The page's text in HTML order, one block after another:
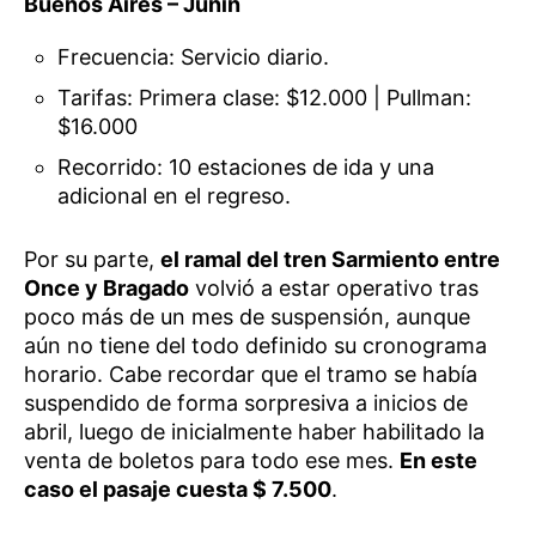
Frecuencia: Servicio diario.
Tarifas: Primera clase: $12.000 | Pullman:
$16.000
Recorrido: 10 estaciones de ida y una
adicional en el regreso.
Por su parte, el ramal del tren Sarmiento entre
Once y Bragado volvió a estar operativo tras
poco más de un mes de suspensión, aunque
aún no tiene del todo definido su cronograma
horario. Cabe recordar que el tramo se había
suspendido de forma sorpresiva a inicios de
abril, luego de inicialmente haber habilitado la
venta de boletos para todo ese mes. En este
caso el pasaje cuesta $ 7.500.